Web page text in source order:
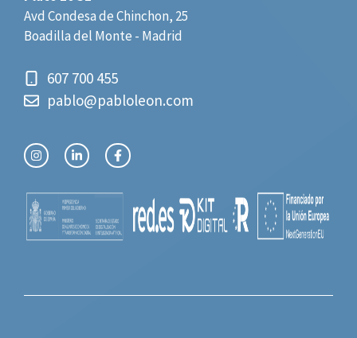
Avd Condesa de Chinchon, 25
Boadilla del Monte - Madrid
607 700 455
pablo@pabloleon.com